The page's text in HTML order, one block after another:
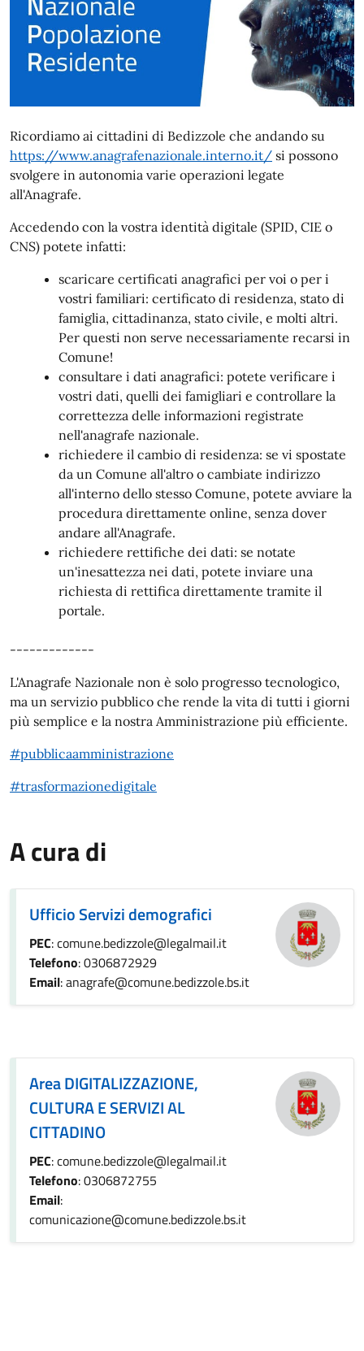
Ricordiamo ai cittadini di Bedizzole che andando su
https://www.anagrafenazionale.interno.it/ si possono
svolgere in autonomia varie operazioni legate
all'Anagrafe.
Accedendo con la vostra identità digitale (SPID, CIE o
CNS) potete infatti:
scaricare certificati anagrafici per voi o per i
vostri familiari: certificato di residenza, stato di
famiglia, cittadinanza, stato civile, e molti altri.
Per questi non serve necessariamente recarsi in
Comune!
consultare i dati anagrafici: potete verificare i
vostri dati, quelli dei famigliari e controllare la
correttezza delle informazioni registrate
nell'anagrafe nazionale.
richiedere il cambio di residenza: se vi spostate
da un Comune all'altro o cambiate indirizzo
all'interno dello stesso Comune, potete avviare la
procedura direttamente online, senza dover
andare all'Anagrafe.
richiedere rettifiche dei dati: se notate
un'inesattezza nei dati, potete inviare una
richiesta di rettifica direttamente tramite il
portale.
-------------
L'Anagrafe Nazionale non è solo progresso tecnologico,
ma un servizio pubblico che rende la vita di tutti i giorni
più semplice e la nostra Amministrazione più efficiente.
#pubblicaamministrazione
#trasformazionedigitale
A cura di
Ufficio Servizi demografici
PEC: comune.bedizzole@legalmail.it
Telefono: 0306872929
Email: anagrafe@comune.bedizzole.bs.it
Area DIGITALIZZAZIONE,
CULTURA E SERVIZI AL
CITTADINO
PEC: comune.bedizzole@legalmail.it
Telefono: 0306872755
Email:
comunicazione@comune.bedizzole.bs.it